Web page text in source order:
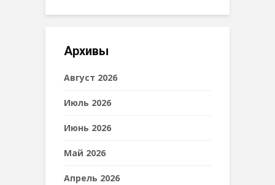
Архивы
Август 2026
Июль 2026
Июнь 2026
Май 2026
Апрель 2026